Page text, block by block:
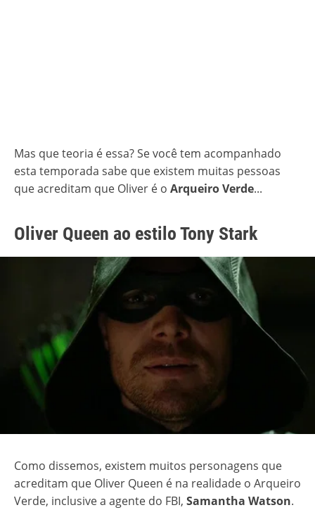
Mas que teoria é essa? Se você tem acompanhado
esta temporada sabe que existem muitas pessoas
que acreditam que Oliver é o Arqueiro Verde...
Oliver Queen ao estilo Tony Stark
Como dissemos, existem muitos personagens que
acreditam que Oliver Queen é na realidade o Arqueiro
Verde, inclusive a agente do FBI, Samantha Watson.